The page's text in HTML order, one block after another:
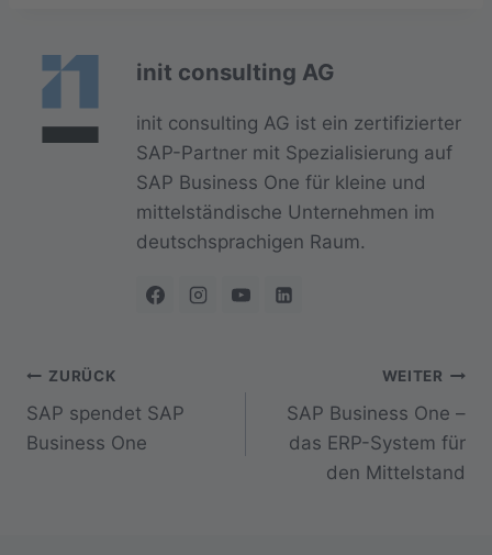
init consulting AG
init consulting AG ist ein zertifizierter
SAP-Partner mit Spezialisierung auf
SAP Business One für kleine und
mittelständische Unternehmen im
deutschsprachigen Raum.
Beitragsnavigation
ZURÜCK
SAP spendet SAP
Business One
WEITER
SAP Business One –
das ERP-System für
den Mittelstand